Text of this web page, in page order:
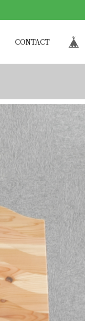
CONTACT